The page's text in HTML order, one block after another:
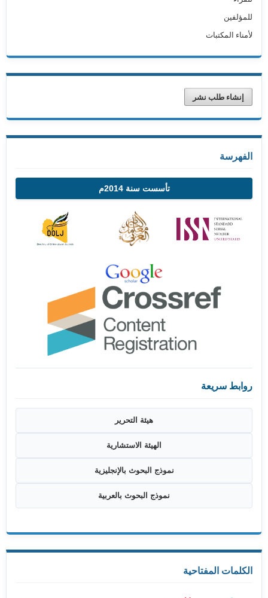
للمؤلفين
لأمناء المكتبات
إنشاء طلب نشر
الفهرسة
تأسست سنة 2014م
روابط سريعة
هيئة التحرير
الهيئة الاستشارية
نموذج البحوث بالإنجليزية
نموذج البحوث بالعربية
الكلمات المفتاحية